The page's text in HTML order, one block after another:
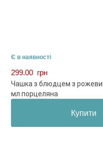
Є в наявності
299.00 грн
Чашка з блюдцем з
мл порцеляна
Купити